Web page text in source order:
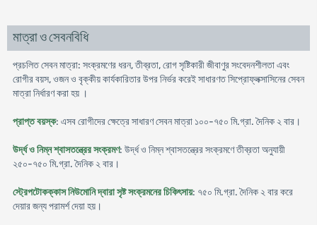
মাত্রা ও সেবনবিধি
প্রচলিত সেবন মাত্রা: সংক্রমণের ধরন, তীব্রতা, রোগ সৃষ্টিকারী জীবাণুর সংবেদনশীলতা এবং
রোগীর বয়স, ওজন ও বৃক্কীয় কার্যকারিতার উপর নির্ভর করেই সাধারণত সিপ্রোফ্লক্সাসিনের সেবন
মাত্রা নির্ধারণ করা হয় ।
প্রাপ্ত বয়স্ক: এসব রোগীদের ক্ষেত্রে সাধারণ সেবন মাত্রা ১০০-৭৫০ মি.গ্রা. দৈনিক ২ বার।
উর্দ্ধ ও নিম্ন শ্বাসতন্ত্রের সংক্রমণ: উর্দ্ধ ও নিম্ন শ্বাসতন্ত্রের সংক্রমণে তীব্রতা অনুযায়ী
২৫০-৭৫০ মি.গ্রা. দৈনিক ২ বার।
স্ট্রেপটোকক্কাস নিউমোনি দ্বারা সৃষ্ট সংক্রমনের চিকিৎসায়: ৭৫০ মি.গ্রা. দৈনিক ২ বার করে
দেয়ার জন্য পরামর্শ দেয়া হয়।